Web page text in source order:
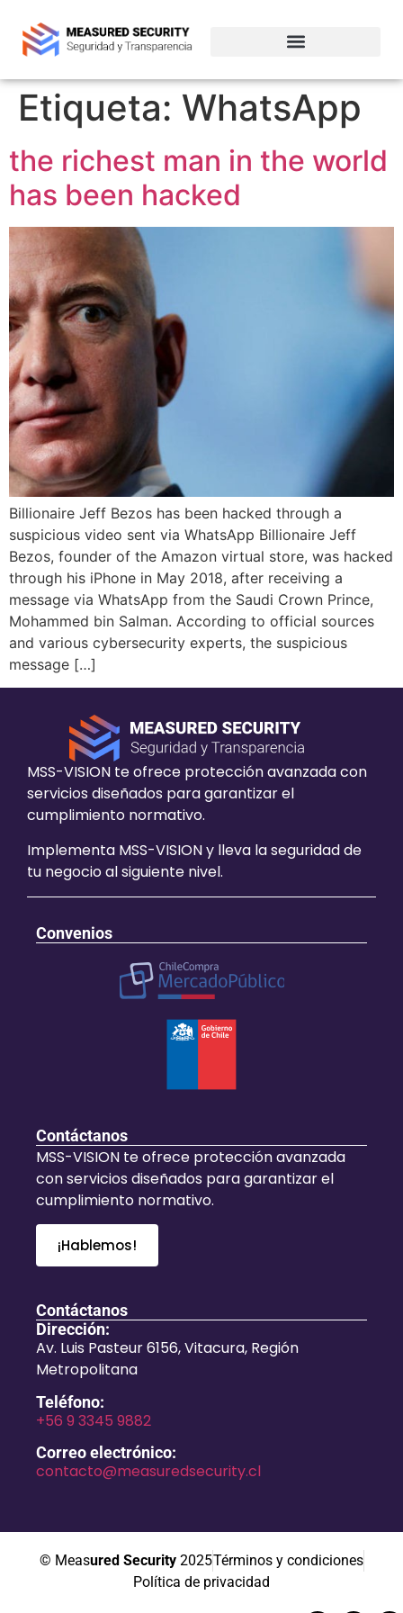
Etiqueta: WhatsApp
the richest man in the world
has been hacked
Billionaire Jeff Bezos has been hacked through a
suspicious video sent via WhatsApp Billionaire Jeff
Bezos, founder of the Amazon virtual store, was hacked
through his iPhone in May 2018, after receiving a
message via WhatsApp from the Saudi Crown Prince,
Mohammed bin Salman. According to official sources
and various cybersecurity experts, the suspicious
message […]
MSS-VISION te ofrece protección avanzada con
servicios diseñados para garantizar el
cumplimiento normativo.
Implementa MSS-VISION y lleva la seguridad de
tu negocio al siguiente nivel.
Convenios
Contáctanos
MSS-VISION te ofrece protección avanzada
con servicios diseñados para garantizar el
cumplimiento normativo.
¡Hablemos!
Contáctanos
Dirección:
Av. Luis Pasteur 6156, Vitacura, Región
Metropolitana
Teléfono:
+56 9 3345 9882
Correo electrónico:
contacto@measuredsecurity.cl
© Measured Security2025Términos y condiciones
Política de privacidad